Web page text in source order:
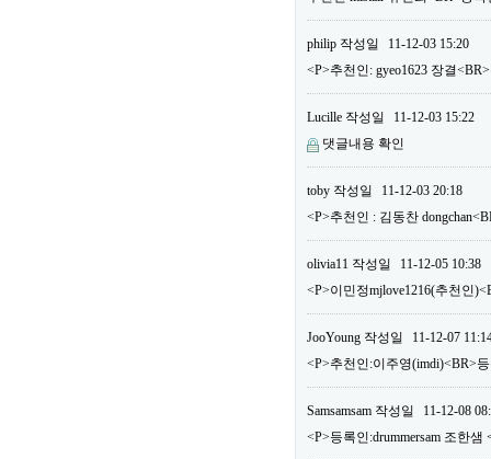
philip 작성일
11-12-03 15:20
<P>추천인: gyeo1623 장결
Lucille 작성일
11-12-03 15:22
댓글내용 확인
toby 작성일
11-12-03 20:18
<P>추천인 : 김동찬
olivia11 작성일
11-12-05 10:38
<P>이민정mjlove1216(추천인
JooYoung 작성일
11-12-07
<P>추천인:이주영(imdi)<BR>
Samsamsam 작성일
11-12-08
<P>등록인:drummersam 조한